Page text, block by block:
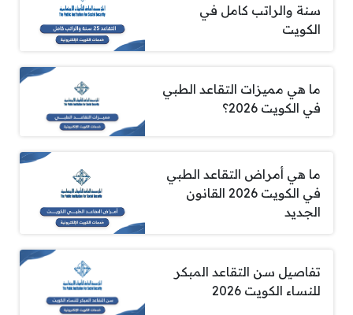
سنة والراتب كامل في
الكويت
ما هي مميزات التقاعد الطبي
في الكويت 2026؟
ما هي أمراض التقاعد الطبي
في الكويت 2026 القانون
الجديد
تفاصيل سن التقاعد المبكر
للنساء الكويت 2026